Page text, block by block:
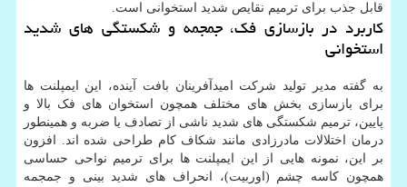
قابل جذب برای ترمیم نقایص شدید استخوانی است.
کاربرد در بازسازی فک، جمجمه و شکستگی های شدید
استخوانی
به گفته مدیر تولید شرکت امیدآفرینان بافت آینده، این ایمپلنت ها
برای بازسازی بخش های مختلف همچون استخوان های فک بالا و
پایین، ترمیم شکستگی های شدید ناشی از تصادف یا ضربه و همینطور
درمان اختلالات مادرزادی مانند شکاف کام طراحی شده اند. افزون
بر این، نمونه هایی از این ایمپلنت ها برای ترمیم نواحی حساسی
همچون کاسه چشم (اوربیت)، انحراف های شدید بینی و جمجمه